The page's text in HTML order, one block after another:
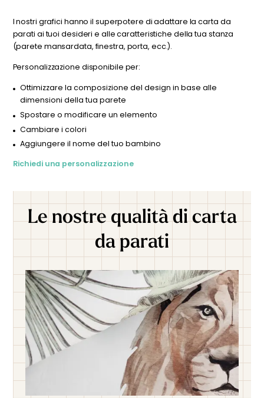
parati trasforma la stanza in un universo divertente e
poetico, perfetto per stimolare l'immaginazione e portare
un tocco di allegria.
personalizzata entro 24-48 ore per visualizzare il risultato
I nostri grafici hanno il superpotere di adattare la carta da
parati ai tuoi desideri e alle caratteristiche della tua stanza
(parete mansardata, finestra, porta, ecc.).
Personalizzazione disponibile per:
Ottimizzare la composizione del design in base alle
dimensioni della tua parete
Spostare o modificare un elemento
Cambiare i colori
Aggiungere il nome del tuo bambino
Richiedi una personalizzazione
Le nostre qualità di carta
da parati